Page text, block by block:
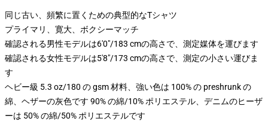
同じ古い、頻繁に置くための典型的なTシャツ
プライマリ、寛大、ボクシーマッチ
確認される男性モデルは6'0"/183 cmの高さで、測定媒体を運びます
確認される女性モデルは5'8"/173 cmの高さで、測定の小さい運びま
す
ヘビー級 5.3 oz/180 の gsm 材料、強い色は 100% の preshrunk の
綿、ヘザーの灰色です 90% の綿/10% ポリエステル、デニムのヒーザ
ーは 50% の綿/50% ポリエステルです